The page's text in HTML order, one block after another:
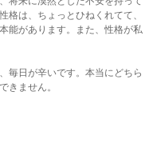
格は、ちょっとひねくれてて、
能があります。また、性格が私
毎日が辛いです。本当にどちら
きません。